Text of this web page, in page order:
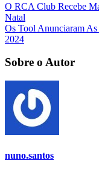
O RCA Club Recebe
Natal
Os Tool Anunciaram
2024
Sobre o Autor
nuno.santos